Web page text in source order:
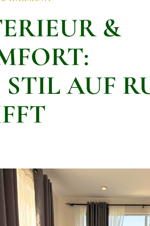
&
STIL AUF